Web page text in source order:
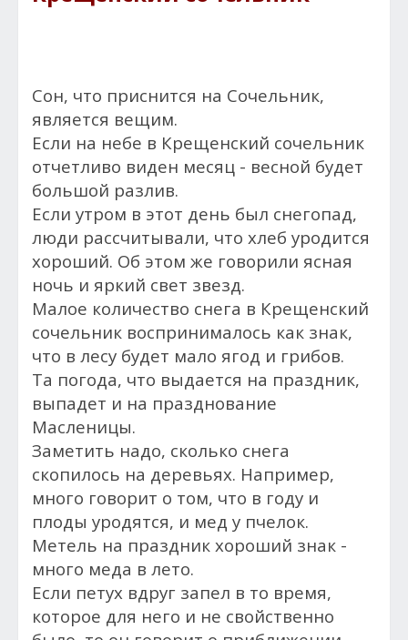
Сон, что приснится на Сочельник,
является вещим.
Если на небе в Крещенский сочельник
отчетливо виден месяц - весной будет
большой разлив.
Если утром в этот день был снегопад,
люди рассчитывали, что хлеб уродится
хороший. Об этом же говорили ясная
ночь и яркий свет звезд.
Малое количество снега в Крещенский
сочельник воспринималось как знак,
что в лесу будет мало ягод и грибов.
Та погода, что выдается на праздник,
выпадет и на празднование
Масленицы.
Заметить надо, сколько снега
скопилось на деревьях. Например,
много говорит о том, что в году и
плоды уродятся, и мед у пчелок.
Метель на праздник хороший знак -
много меда в лето.
Если петух вдруг запел в то время,
которое для него и не свойственно